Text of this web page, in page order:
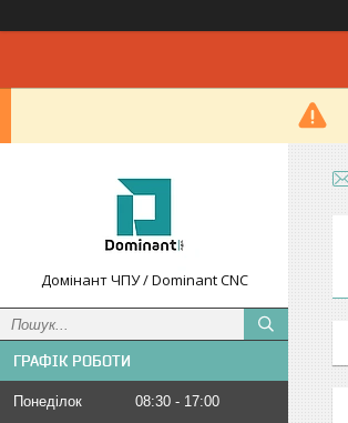
Домінант ЧПУ / Dominant CNC
ГРАФІК РОБОТИ
Понеділок 08:30
17:00